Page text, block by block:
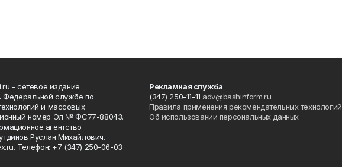
- сетевое издание
Федеральной службе по
и массовых
номер Эл № ФС77-88043.
агентство
Руслан Михайлович.
Телефон: +7 (347) 250-06-03
Рекламная служба
(347) 250-11-11 adv@bashinform.ru
Правила применения рекомендательных технологий
Об использовании персональных данных